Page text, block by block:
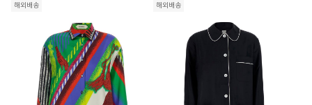
해외배송 해외배송